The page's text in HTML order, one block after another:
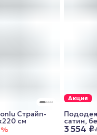
%
Cтрайп-
см
Акция
3 554 ₽
сатин,